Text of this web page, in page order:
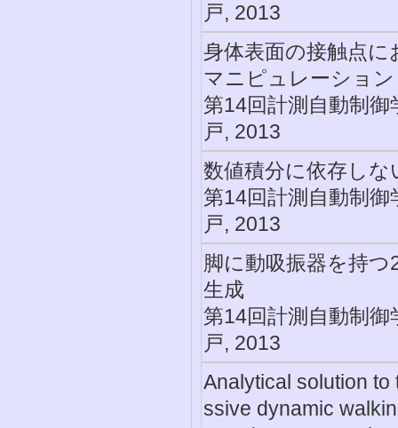
戸, 2013
身体表面の接触点
マニピュレーション
第14回計測自動制
戸, 2013
数値積分に依存し
第14回計測自動制
戸, 2013
脚に動吸振器を持
生成
第14回計測自動制
戸, 2013
Analytical solution
ssive dynamic